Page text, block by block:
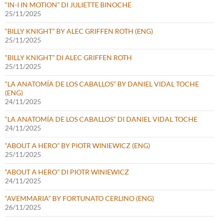
“IN-I IN MOTION” DI JULIETTE BINOCHE
25/11/2025
“BILLY KNIGHT” BY ALEC GRIFFEN ROTH (ENG)
25/11/2025
“BILLY KNIGHT” DI ALEC GRIFFEN ROTH
25/11/2025
“LA ANATOMÍA DE LOS CABALLOS” BY DANIEL VIDAL TOCHE
(ENG)
24/11/2025
“LA ANATOMÍA DE LOS CABALLOS” DI DANIEL VIDAL TOCHE
24/11/2025
“ABOUT A HERO” BY PIOTR WINIEWICZ (ENG)
25/11/2025
“ABOUT A HERO” DI PIOTR WINIEWICZ
24/11/2025
“AVEMMARIA” BY FORTUNATO CERLINO (ENG)
26/11/2025